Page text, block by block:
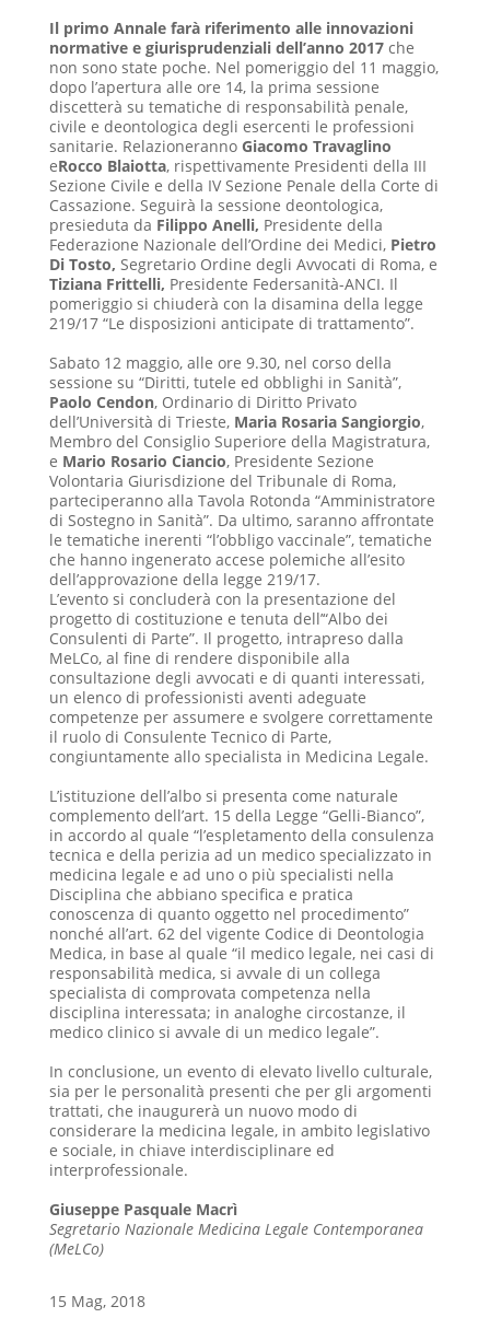
Il primo Annale farà riferimento alle innovazioni
normative e giurisprudenziali dell’anno 2017che
non sono state poche. Nel pomeriggio del 11 maggio,
dopo l’apertura alle ore 14, la prima sessione
discetterà su tematiche di responsabilità penale,
civile e deontologica degli esercenti le professioni
sanitarie. Relazioneranno Giacomo Travaglino
eRocco Blaiotta, rispettivamente Presidenti della III
Sezione Civile e della IV Sezione Penale della Corte di
Cassazione. Seguirà la sessione deontologica,
presieduta da Filippo Anelli, Presidente della
Federazione Nazionale dell’Ordine dei Medici, Pietro
Di Tosto, Segretario Ordine degli Avvocati di Roma, e
Tiziana Frittelli, Presidente Federsanità-ANCI. Il
pomeriggio si chiuderà con la disamina della legge
219/17 “Le disposizioni anticipate di trattamento”.
Sabato 12 maggio, alle ore 9.30, nel corso della
sessione su “Diritti, tutele ed obblighi in Sanità”,
Paolo Cendon, Ordinario di Diritto Privato
dell’Università di Trieste, Maria Rosaria Sangiorgio,
Membro del Consiglio Superiore della Magistratura,
e Mario Rosario Ciancio, Presidente Sezione
Volontaria Giurisdizione del Tribunale di Roma,
parteciperanno alla Tavola Rotonda “Amministratore
di Sostegno in Sanità”. Da ultimo, saranno affrontate
le tematiche inerenti “l’obbligo vaccinale”, tematiche
che hanno ingenerato accese polemiche all’esito
dell’approvazione della legge 219/17.
L’evento si concluderà con la presentazione del
progetto di costituzione e tenuta dell’“Albo dei
Consulenti di Parte”. Il progetto, intrapreso dalla
MeLCo, al fine di rendere disponibile alla
consultazione degli avvocati e di quanti interessati,
un elenco di professionisti aventi adeguate
competenze per assumere e svolgere correttamente
il ruolo di Consulente Tecnico di Parte,
congiuntamente allo specialista in Medicina Legale.
L’istituzione dell’albo si presenta come naturale
complemento dell’art. 15 della Legge “Gelli-Bianco”,
in accordo al quale “l’espletamento della consulenza
tecnica e della perizia ad un medico specializzato in
medicina legale e ad uno o più specialisti nella
Disciplina che abbiano specifica e pratica
conoscenza di quanto oggetto nel procedimento”
nonché all’art. 62 del vigente Codice di Deontologia
Medica, in base al quale “il medico legale, nei casi di
responsabilità medica, si avvale di un collega
specialista di comprovata competenza nella
disciplina interessata; in analoghe circostanze, il
medico clinico si avvale di un medico legale”.
In conclusione, un evento di elevato livello culturale,
sia per le personalità presenti che per gli argomenti
trattati, che inaugurerà un nuovo modo di
considerare la medicina legale, in ambito legislativo
e sociale, in chiave interdisciplinare ed
interprofessionale.
Giuseppe Pasquale Macrì
Segretario Nazionale Medicina Legale Contemporanea
(MeLCo)
15 Mag, 2018